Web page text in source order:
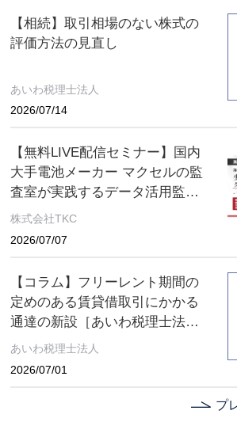
【相続】取引相場のない株式の
評価方法の見直し
あいわ税理士法人
2026/07/14
【無料LIVE配信セミナー】国内
大手電池メーカー マクセルの監
査室が実践するデータ活用監査
とは ～８月６日(木)、９月２日
株式会社TKC
2026/07/07
【コラム】フリーレント期間の
定めのある賃貸借取引にかかる
通達の新設［あいわ税理士法人
コラム］
あいわ税理士法人
2026/07/01
プ